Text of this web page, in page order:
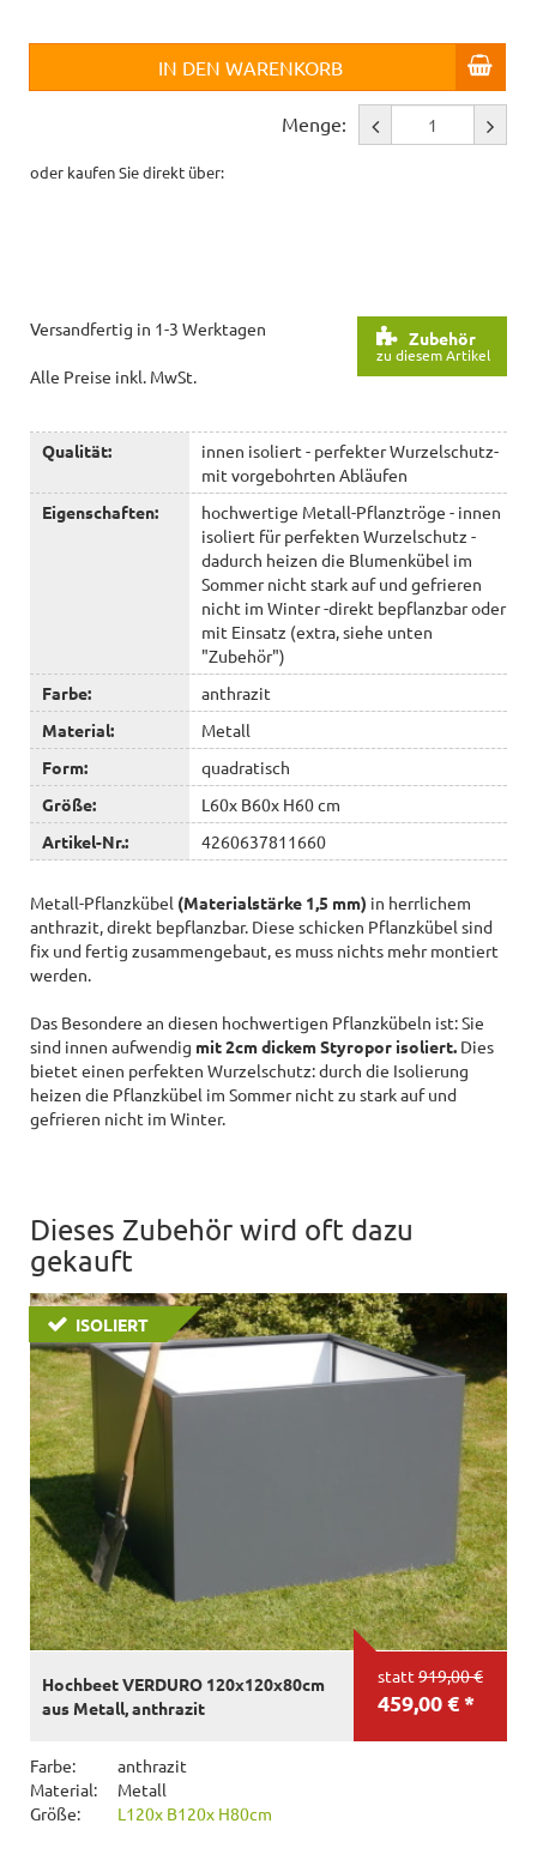
IN DEN WARENKORB
Menge:
oder kaufen Sie direkt über:
Zubehör
zu diesem Artikel
Versandfertig in 1-3 Werktagen
Alle Preise inkl. MwSt.
Qualität:
innen isoliert - perfekter Wurzelschutz-
mit vorgebohrten Abläufen
Eigenschaften:
hochwertige Metall-Pflanztröge - innen
isoliert für perfekten Wurzelschutz -
dadurch heizen die Blumenkübel im
Sommer nicht stark auf und gefrieren
nicht im Winter -direkt bepflanzbar oder
mit Einsatz (extra, siehe unten
"Zubehör")
Farbe:
anthrazit
Material:
Metall
Form:
quadratisch
Größe:
L60x B60x H60 cm
Artikel-Nr.:
4260637811660
Metall-Pflanzkübel (Materialstärke 1,5 mm) in herrlichem
anthrazit, direkt bepflanzbar. Diese schicken Pflanzkübel sind
fix und fertig zusammengebaut, es muss nichts mehr montiert
werden.
Das Besondere an diesen hochwertigen Pflanzkübeln ist: Sie
sind innen aufwendig mit 2cm dickem Styropor isoliert. Dies
bietet einen perfekten Wurzelschutz: durch die Isolierung
heizen die Pflanzkübel im Sommer nicht zu stark auf und
gefrieren nicht im Winter.
Dieses Zubehör wird oft dazu
gekauft
ISOLIERT
statt 919,00 €
459,00 € *
Hochbeet VERDURO 120x120x80cm
aus Metall, anthrazit
Farbe:
anthrazit
Material:
Metall
Größe:
L120x B120x H80cm